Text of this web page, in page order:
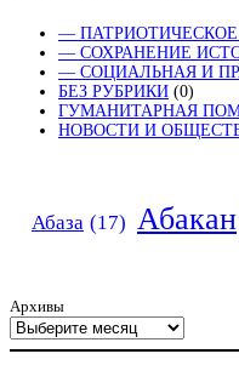
—
— СОХРАНЕНИЕ
— СОЦИАЛЬНАЯ И
БЕЗ РУБРИКИ (0)
ГУМАНИТАРНАЯ
НОВОСТИ И
Абаза (17) Абакан
Архивы